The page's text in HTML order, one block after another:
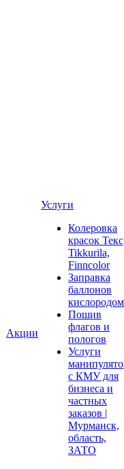
Акции
Услуги
Колеровка
красок
Tikkurila,
Finncolor
Заправка
баллонов
кислородом
Пошив
флагов и
пологов
Услуги
с КМУ для
бизнеса и
частных
заказов |
Мурманск,
область,
ЗАТО